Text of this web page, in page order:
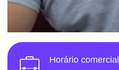
Horário comercial